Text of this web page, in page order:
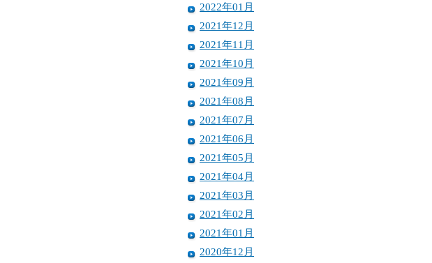
2022年01月
2021年12月
2021年11月
2021年10月
2021年09月
2021年08月
2021年07月
2021年06月
2021年05月
2021年04月
2021年03月
2021年02月
2021年01月
2020年12月